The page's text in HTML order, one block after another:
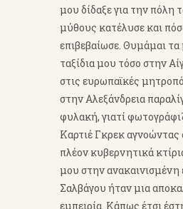
μου δίδαξε για την πόλη
μύθους κατέλυσε και
επιβεβαίωσε. Θυμάμαι τα
ταξίδια μου τόσο στην
στις ευρωπαϊκές
στην Αλεξάνδρεια
φυλακή, γιατί
Καρτιέ Γκρεκ αγνοώντας
πλέον κυβερνητικά
μου στην ανακαινισμένη
Σαλβάγου ήταν μια
εμπειρία. Κάπως έτσι